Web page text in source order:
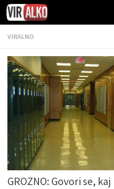
VIRALNO
GROZNO: Govori se,